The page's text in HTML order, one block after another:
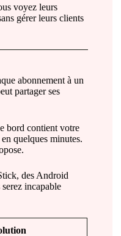
voyez leurs
gérer leurs clients
abonnement à un
partager ses
bord contient votre
quelques minutes.
des Android
incapable